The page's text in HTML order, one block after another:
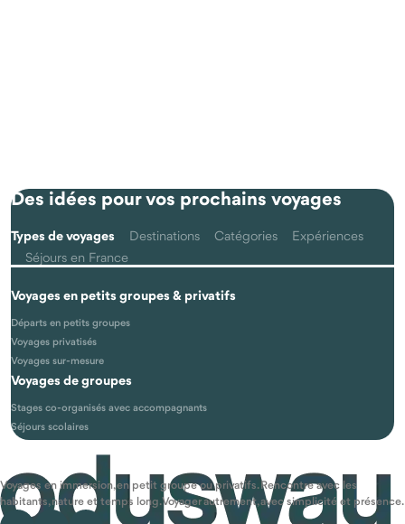
Des idées pour vos prochains voyages
Types de voyages Destinations Catégories
Expériences
Séjours en France
Voyages en petits groupes & privatifs
Départs en petits groupes
Voyages privatisés
Voyages sur-mesure
Voyages de groupes
Stages co-organisés avec accompagnants
Séjours scolaires
Voyages en immersion, en petit groupe ou privatifs. Rencontre avec les
habitants, nature et temps long. Voyager autrement, avec simplicité et présence.